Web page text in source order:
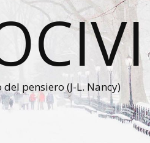
pensiero (J-L. Nancy)